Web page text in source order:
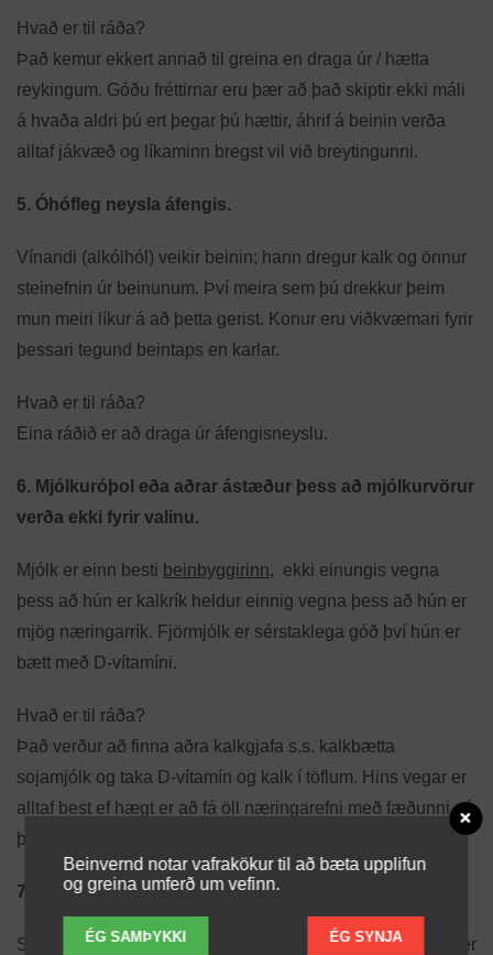
Hvað er til ráða?
Það kemur ekkert annað til greina en draga úr / hætta
reykingum. Góðu fréttirnar eru þær að það skiptir ekki máli
á hvaða aldri þú ert þegar þú hættir, áhrif á beinin verða
alltaf jákvæð og líkaminn bregst vil við breytingunni.
5. Óhófleg neysla áfengis.
Vínandi (alkólhól) veikir beinin; hann dregur kalk og önnur
steinefnin úr beinunum. Því meira sem þú drekkur þeim
mun meiri líkur á að þetta gerist. Konur eru viðkvæmari fyrir
þessari tegund beintaps en karlar.
Hvað er til ráða?
Eina ráðið er að draga úr áfengisneyslu.
6. Mjólkuróþol eða aðrar ástæður þess að mjólkurvörur
verða ekki fyrir valinu.
Mjólk er einn besti beinbyggirinn, ekki einungis vegna
þess að hún er kalkrík heldur einnig vegna þess að hún er
mjög næringarrík. Fjörmjólk er sérstaklega góð því hún er
bætt með D-vítamíni.
Hvað er til ráða?
Það verður að finna aðra kalkgjafa s.s. kalkbætta
sojamjólk og taka D-vítamín og kalk í töflum. Hins vegar er
alltaf best ef hægt er að fá öll næringarefni með fæðunni sé
þess kostur.
7. Átröskun.
Saga um lystarstol er hættumerki fyrir beinþynningu. Það er
Beinvernd notar vafrakökur til að bæta upplifun
og greina umferð um vefinn.
ÉG SAMÞYKKI ÉG SYNJA